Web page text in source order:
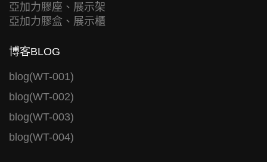
亞加力膠座、展示架
亞加力膠盒、展示櫃
博客BLOG
blog(WT-001)
blog(WT-002)
blog(WT-003)
blog(WT-004)